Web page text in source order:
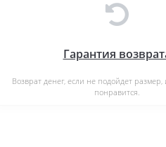
Гарантия
Возврат денег, если не подойдет
понравится.